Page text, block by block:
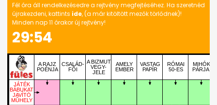
Fél óra áll rendelkezésedre a rejtvény megfejtéséhez. Ha szeretnéd
újrakezdeni, kattints ide, (a már kitöltött mezők törlődnek)!
Minden nap 11 órakor új rejtvény!
29:54
JÁTÉK
BÁBUKAT
JAVÍTÓ
MÛHELY
A RAJZ
POÉNJA
CSALÁD-
FÕI
A BIZMUT
VEGY-
JELE
AMELY
EMBER
VASTAG
PAPÍR
RÓMAI
50-ES
MIHÓK
PÁRJA!